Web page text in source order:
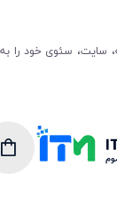
سایت، سئوی خود را به